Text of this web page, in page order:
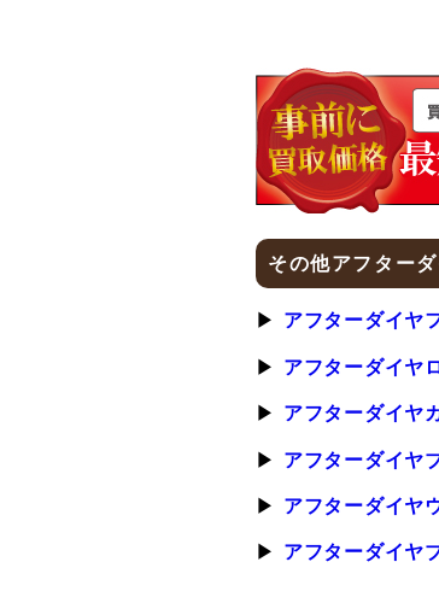
その他アフター
アフターダイヤ
アフターダイヤ
アフターダイヤ
アフターダイヤ
アフターダイヤ
アフターダイヤ